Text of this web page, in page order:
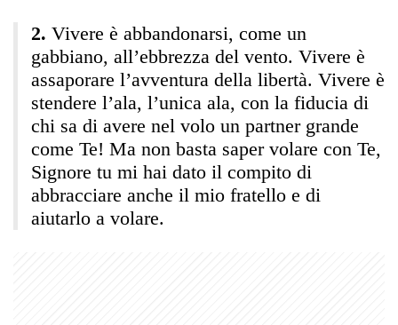
Vivere è abbandonarsi, come un
gabbiano, all’ebbrezza del vento. Vivere è
assaporare l’avventura della libertà. Vivere è
stendere l’ala, l’unica ala, con la fiducia di
chi sa di avere nel volo un partner grande
come Te! Ma non basta saper volare con Te,
Signore tu mi hai dato il compito di
abbracciare anche il mio fratello e di
aiutarlo a volare.